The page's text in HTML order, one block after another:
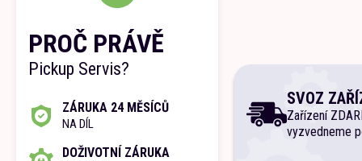
SVOZ
Zařízení
vyzvedneme
PROČ PRÁVĚ
Pickup Servis?
ZÁRUKA 24 MĚSÍCŮ
NA DÍL
DOŽIVOTNÍ ZÁRUKA